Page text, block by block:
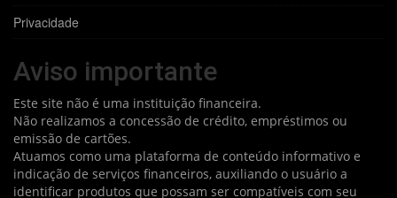
Privacidade
Aviso importante
Este site não é uma instituição financeira.
Não realizamos a concessão de crédito, empréstimos ou
emissão de cartões.
Atuamos como uma plataforma de conteúdo informativo e
indicação de serviços financeiros, auxiliando o usuário a
identificar produtos que possam ser compatíveis com seu